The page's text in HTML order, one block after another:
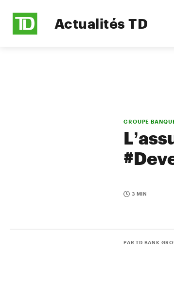
Actualités TD
GROUPE
3 MIN
PAR TD BANK